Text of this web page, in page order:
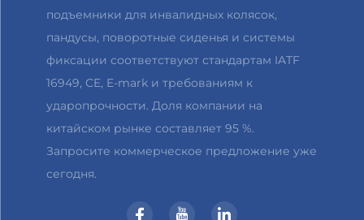
подъемники для инвалидных колясок,
пандусы, поворотные сиденья и системы
фиксации соответствуют стандартам IATF
16949, CE, E-mark и требованиям к
ударопрочности. Доля компании на
китайском рынке составляет 95 %.
Запросите коммерческое предложение уже
сегодня.